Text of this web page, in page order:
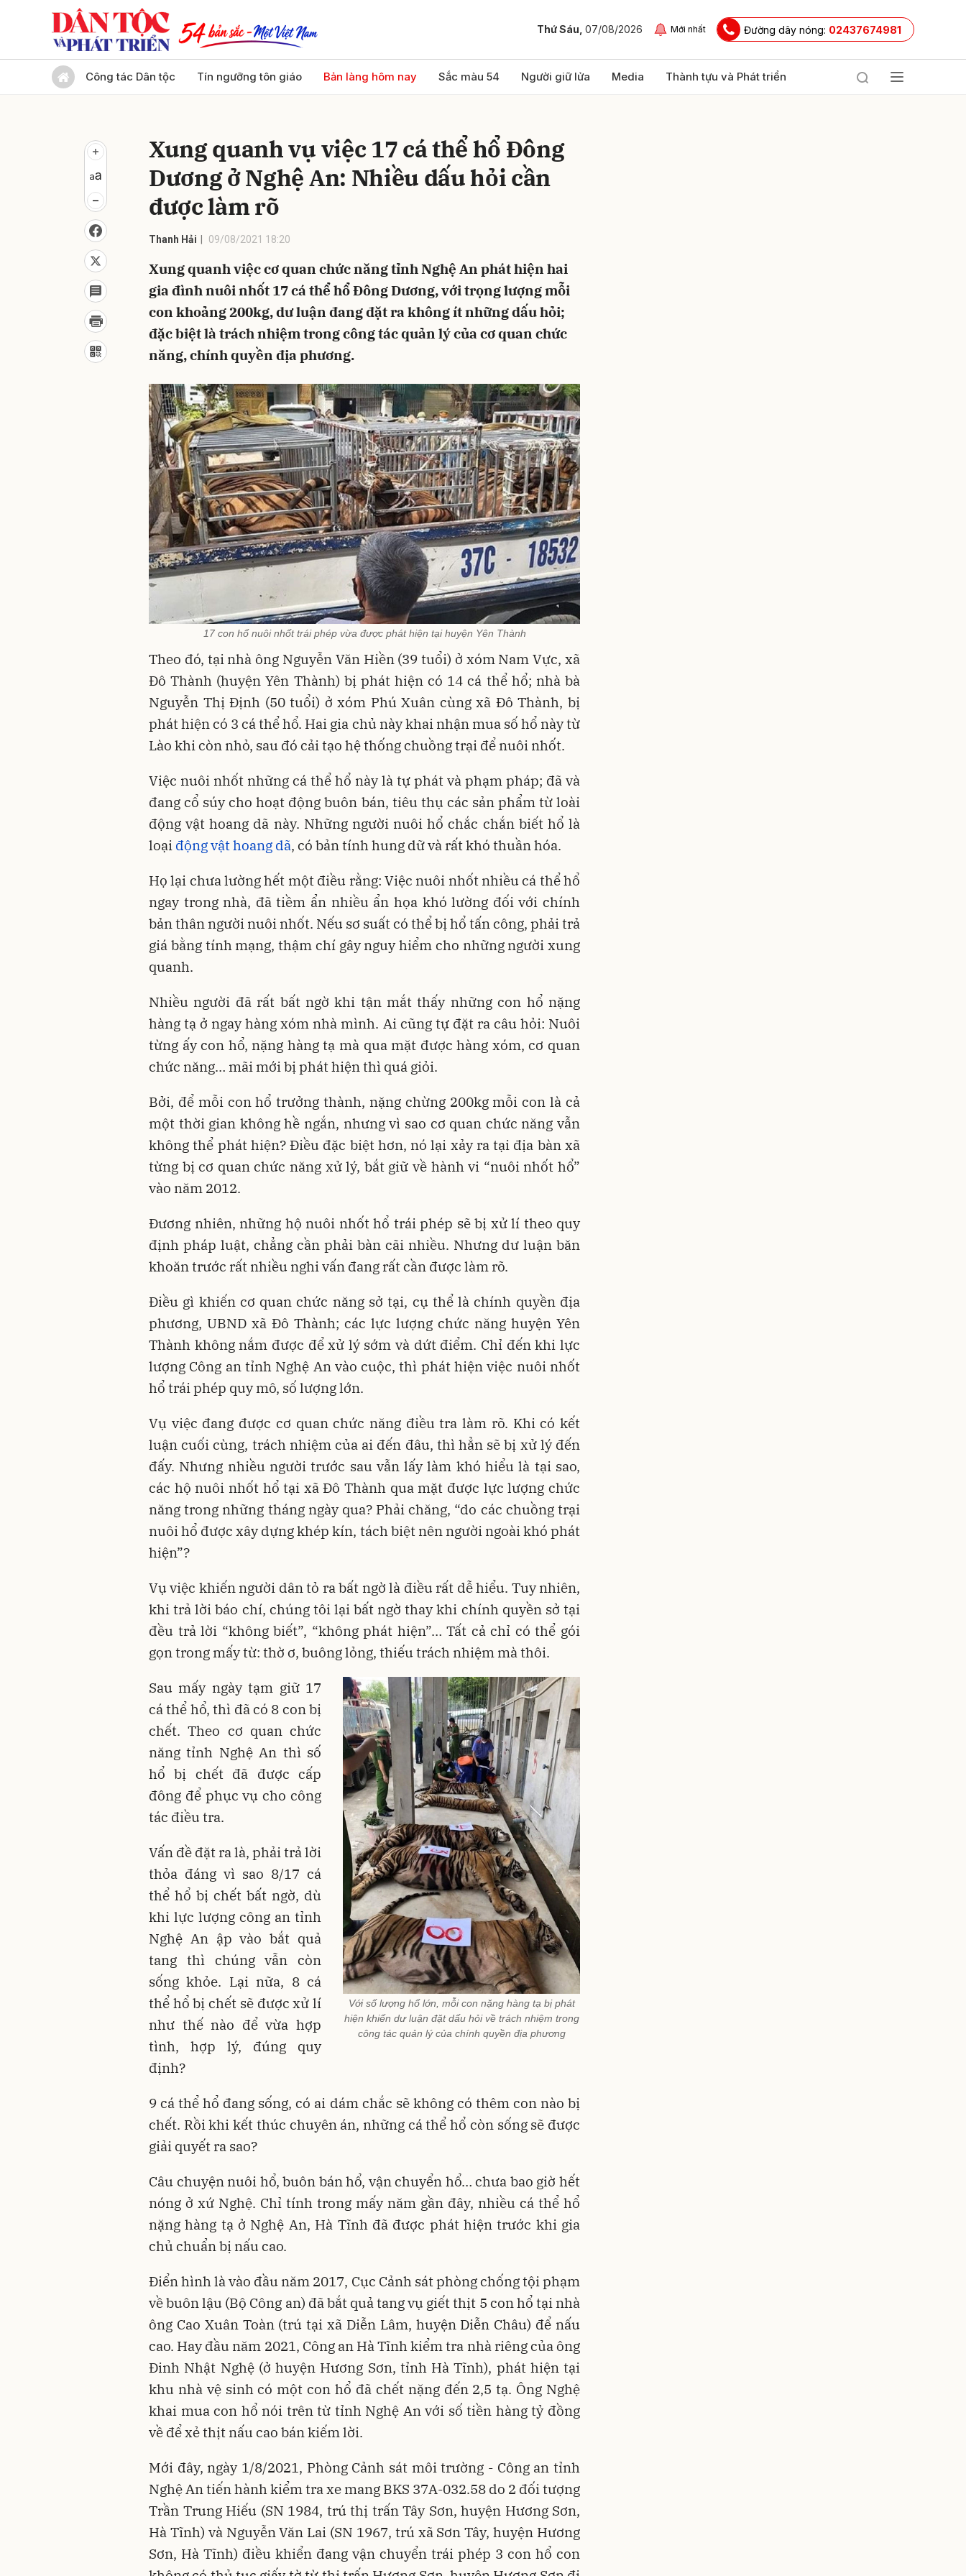
Thứ Sáu, 07/08/2026 Mới nhất Đường dây nóng: 02437674981
Công tác Dân tộc Tín ngưỡng tôn giáo Bản làng hôm nay Sắc màu 54 Người giữ lửa Media Thành tựu và Phát triển
Xung quanh vụ việc 17 cá thể hổ Đông
Dương ở Nghệ An: Nhiều dấu hỏi cần
được làm rõ
Thanh Hải 09/08/2021 18:20
Xung quanh việc cơ quan chức năng tỉnh Nghệ An phát hiện hai
gia đình nuôi nhốt 17 cá thể hổ Đông Dương, với trọng lượng mỗi
con khoảng 200kg, dư luận đang đặt ra không ít những dấu hỏi;
đặc biệt là trách nhiệm trong công tác quản lý của cơ quan chức
năng, chính quyền địa phương.
17 con hổ nuôi nhốt trái phép vừa được phát hiện tại huyện Yên Thành
Theo đó, tại nhà ông Nguyễn Văn Hiền (39 tuổi) ở xóm Nam Vực, xã
Đô Thành (huyện Yên Thành) bị phát hiện có 14 cá thể hổ; nhà bà
Nguyễn Thị Định (50 tuổi) ở xóm Phú Xuân cùng xã Đô Thành, bị
phát hiện có 3 cá thể hổ. Hai gia chủ này khai nhận mua số hổ này từ
Lào khi còn nhỏ, sau đó cải tạo hệ thống chuồng trại để nuôi nhốt.
Việc nuôi nhốt những cá thể hổ này là tự phát và phạm pháp; đã và
đang cổ súy cho hoạt động buôn bán, tiêu thụ các sản phẩm từ loài
động vật hoang dã này. Những người nuôi hổ chắc chắn biết hổ là
loại động vật hoang dã, có bản tính hung dữ và rất khó thuần hóa.
Họ lại chưa lường hết một điều rằng: Việc nuôi nhốt nhiều cá thể hổ
ngay trong nhà, đã tiềm ẩn nhiều ẩn họa khó lường đối với chính
bản thân người nuôi nhốt. Nếu sơ suất có thể bị hổ tấn công, phải trả
giá bằng tính mạng, thậm chí gây nguy hiểm cho những người xung
quanh.
Nhiều người đã rất bất ngờ khi tận mắt thấy những con hổ nặng
hàng tạ ở ngay hàng xóm nhà mình. Ai cũng tự đặt ra câu hỏi: Nuôi
từng ấy con hổ, nặng hàng tạ mà qua mặt được hàng xóm, cơ quan
chức năng… mãi mới bị phát hiện thì quá giỏi.
Bởi, để mỗi con hổ trưởng thành, nặng chừng 200kg mỗi con là cả
một thời gian không hề ngắn, nhưng vì sao cơ quan chức năng vẫn
không thể phát hiện? Điều đặc biệt hơn, nó lại xảy ra tại địa bàn xã
từng bị cơ quan chức năng xử lý, bắt giữ về hành vi “nuôi nhốt hổ”
vào năm 2012.
Đương nhiên, những hộ nuôi nhốt hổ trái phép sẽ bị xử lí theo quy
định pháp luật, chẳng cần phải bàn cãi nhiều. Nhưng dư luận băn
khoăn trước rất nhiều nghi vấn đang rất cần được làm rõ.
Điều gì khiến cơ quan chức năng sở tại, cụ thể là chính quyền địa
phương, UBND xã Đô Thành; các lực lượng chức năng huyện Yên
Thành không nắm được để xử lý sớm và dứt điểm. Chỉ đến khi lực
lượng Công an tỉnh Nghệ An vào cuộc, thì phát hiện việc nuôi nhốt
hổ trái phép quy mô, số lượng lớn.
Vụ việc đang được cơ quan chức năng điều tra làm rõ. Khi có kết
luận cuối cùng, trách nhiệm của ai đến đâu, thì hẳn sẽ bị xử lý đến
đấy. Nhưng nhiều người trước sau vẫn lấy làm khó hiểu là tại sao,
các hộ nuôi nhốt hổ tại xã Đô Thành qua mặt được lực lượng chức
năng trong những tháng ngày qua? Phải chăng, “do các chuồng trại
nuôi hổ được xây dựng khép kín, tách biệt nên người ngoài khó phát
hiện”?
Vụ việc khiến người dân tỏ ra bất ngờ là điều rất dễ hiểu. Tuy nhiên,
khi trả lời báo chí, chúng tôi lại bất ngờ thay khi chính quyền sở tại
đều trả lời “không biết”, “không phát hiện”… Tất cả chỉ có thể gói
gọn trong mấy từ: thờ ơ, buông lỏng, thiếu trách nhiệm mà thôi.
Với số lượng hổ lớn, mỗi con nặng hàng tạ bị phát
hiện khiến dư luận đặt dấu hỏi về trách nhiệm trong
công tác quản lý của chính quyền địa phương
Sau mấy ngày tạm giữ 17
cá thể hổ, thì đã có 8 con bị
chết. Theo cơ quan chức
năng tỉnh Nghệ An thì số
hổ bị chết đã được cấp
đông để phục vụ cho công
tác điều tra.
Vấn đề đặt ra là, phải trả lời
thỏa đáng vì sao 8/17 cá
thể hổ bị chết bất ngờ, dù
khi lực lượng công an tỉnh
Nghệ An ập vào bắt quả
tang thì chúng vẫn còn
sống khỏe. Lại nữa, 8 cá
thể hổ bị chết sẽ được xử lí
như thế nào để vừa hợp
tình, hợp lý, đúng quy
định?
9 cá thể hổ đang sống, có ai dám chắc sẽ không có thêm con nào bị
chết. Rồi khi kết thúc chuyên án, những cá thể hổ còn sống sẽ được
giải quyết ra sao?
Câu chuyện nuôi hổ, buôn bán hổ, vận chuyển hổ… chưa bao giờ hết
nóng ở xứ Nghệ. Chỉ tính trong mấy năm gần đây, nhiều cá thể hổ
nặng hàng tạ ở Nghệ An, Hà Tĩnh đã được phát hiện trước khi gia
chủ chuẩn bị nấu cao.
Điển hình là vào đầu năm 2017, Cục Cảnh sát phòng chống tội phạm
về buôn lậu (Bộ Công an) đã bắt quả tang vụ giết thịt 5 con hổ tại nhà
ông Cao Xuân Toàn (trú tại xã Diễn Lâm, huyện Diễn Châu) để nấu
cao. Hay đầu năm 2021, Công an Hà Tĩnh kiểm tra nhà riêng của ông
Đinh Nhật Nghệ (ở huyện Hương Sơn, tỉnh Hà Tĩnh), phát hiện tại
khu nhà vệ sinh có một con hổ đã chết nặng đến 2,5 tạ. Ông Nghệ
khai mua con hổ nói trên từ tỉnh Nghệ An với số tiền hàng tỷ đồng
về để xẻ thịt nấu cao bán kiếm lời.
Mới đây, ngày 1/8/2021, Phòng Cảnh sát môi trường - Công an tỉnh
Nghệ An tiến hành kiểm tra xe mang BKS 37A-032.58 do 2 đối tượng
Trần Trung Hiếu (SN 1984, trú thị trấn Tây Sơn, huyện Hương Sơn,
Hà Tĩnh) và Nguyễn Văn Lai (SN 1967, trú xã Sơn Tây, huyện Hương
Sơn, Hà Tĩnh) điều khiển đang vận chuyển trái phép 3 con hổ con
Gửi bình luận